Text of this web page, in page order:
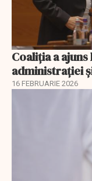
Coaliția a
administrației
16 FEBRUARIE 2026